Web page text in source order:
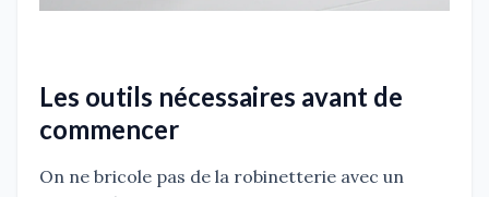
Les outils nécessaires avant de
commencer
On ne bricole pas de la robinetterie avec un